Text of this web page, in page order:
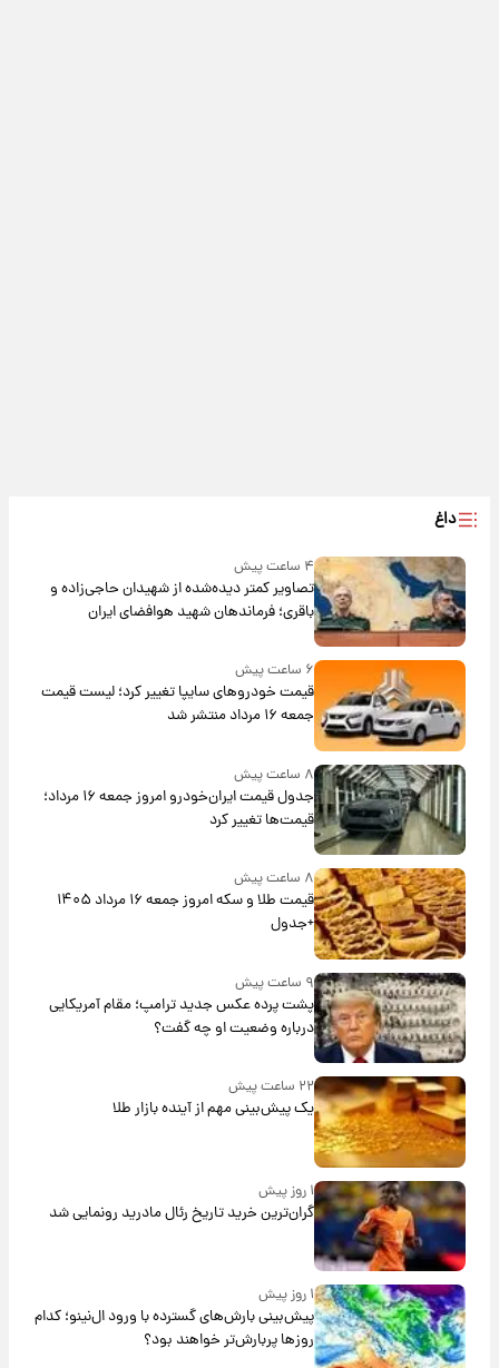
داغ
۴ ساعت پیش
تصاویر کمتر دیده‌شده از شهیدان حاجی‌زاده و
باقری؛ فرماندهان شهید هوافضای ایران
۶ ساعت پیش
قیمت خودروهای سایپا تغییر کرد؛ لیست قیمت
جمعه ۱۶ مرداد منتشر شد
۸ ساعت پیش
جدول قیمت ایران‌خودرو امروز جمعه ۱۶ مرداد؛
قیمت‌ها تغییر کرد
۸ ساعت پیش
قیمت طلا و سکه امروز جمعه ۱۶ مرداد ۱۴۰۵
+جدول
۹ ساعت پیش
پشت پرده عکس جدید ترامپ؛ مقام آمریکایی
درباره وضعیت او چه گفت؟
۲۲ ساعت پیش
یک پیش‌بینی مهم از آینده بازار طلا
۱ روز پیش
گران‌ترین خرید تاریخ رئال مادرید رونمایی شد
۱ روز پیش
پیش‌بینی بارش‌های گسترده با ورود ال‌نینو؛ کدام
روزها پربارش‌تر خواهند بود؟